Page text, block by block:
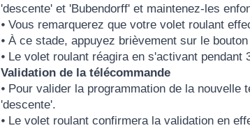
'descente' et 'Bubendorff' et maintenez-les
⦁ Vous remarquerez que votre volet roulant
⦁ À ce stade, appuyez brièvement sur le
⦁ Le volet roulant réagira en s'activant pendant
Validation de la télécommande
⦁ Pour valider la programmation de la
'descente'.
⦁ Le volet roulant confirmera la validation en